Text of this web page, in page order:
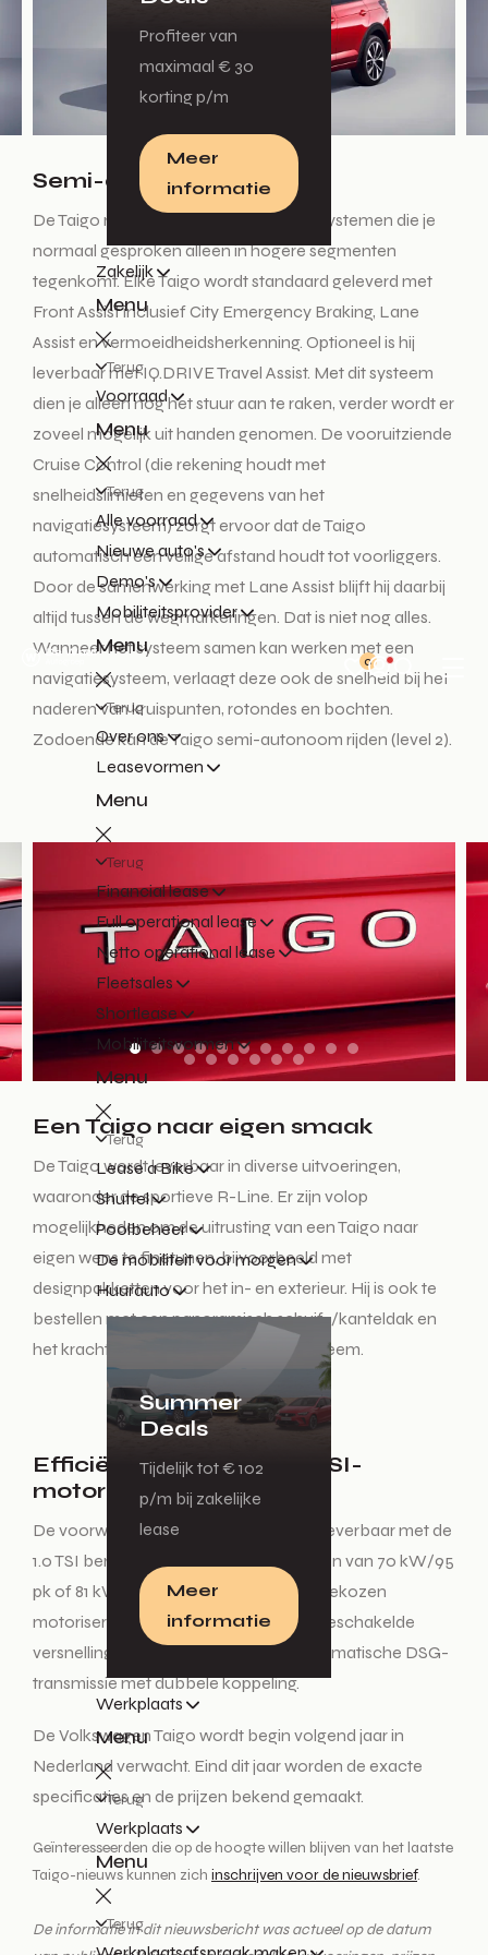
Profiteer van
maximaal € 30
korting p/m
Meer
informatie
Zakelijk
Menu
Terug
Voorraad
Menu
Terug
Alle voorraad
Nieuwe auto's
Demo's
Mobiliteitsprovider
Menu
Terug
Over ons
Leasevormen
Menu
Terug
Financial lease
Full operational lease
Netto operational lease
Fleetsales
Shortlease
Mobiliteitsvormen
Menu
Terug
Lease a Bike
Shuttel
Poolbeheer
De mobiliteit voor morgen
Huurauto
Summer
Deals
Tijdelijk tot € 102
p/m bij zakelijke
lease
Meer
informatie
Werkplaats
Menu
Terug
Werkplaats
Menu
Terug
0
Semi-autonoom rijden
De Taigo maakt indruk met assistentiesystemen die je
normaal gesproken alleen in hogere segmenten
tegenkomt. Elke Taigo wordt standaard geleverd met
Front Assist inclusief City Emergency Braking, Lane
Assist en vermoeidheidsherkenning. Optioneel is hij
leverbaar met IQ.DRIVE Travel Assist. Met dit systeem
dien je alleen nog het stuur aan te raken, verder wordt er
zoveel mogelijk uit handen genomen. De vooruitziende
Cruise Control (die rekening houdt met
snelheidslimieten en gegevens van het
navigatiesysteem) zorgt ervoor dat de Taigo
automatisch een veilige afstand houdt tot voorliggers.
Door de samenwerking met Lane Assist blijft hij daarbij
altijd tussen de wegmarkeringen. Dat is niet nog alles.
Wanneer het systeem samen kan werken met een
navigatiesysteem, verlaagt deze ook de snelheid bij het
naderen van kruispunten, rotondes en bochten.
Zodoende kan de Taigo semi-autonoom rijden (level 2).
Een Taigo naar eigen smaak
De Taigo wordt leverbaar in diverse uitvoeringen,
waaronder de sportieve R-Line. Er zijn volop
mogelijkheden om de uitrusting van een Taigo naar
eigen wens te finetunen, bijvoorbeeld met
designpakketten voor het in- en exterieur. Hij is ook te
bestellen met een panoramisch schuif-/kanteldak en
het krachtige (300W) ‘beats’ audiosysteem.
Efficiënte en krachtige TSI-
motoren
De voorwielaangedreven Taigo wordt leverbaar met de
1.0 TSI benzinemotor met een vermogen van 70 kW/95
pk of 81 kW/110 pk. Afhankelijk van de gekozen
motorisering heeft de Taigo een handgeschakelde
versnellingsbak of een zeventraps automatische DSG-
transmissie met dubbele koppeling.
De Volkswagen Taigo wordt begin volgend jaar in
Nederland verwacht. Eind dit jaar worden de exacte
specificaties en de prijzen bekend gemaakt.
Geïnteresseerden die op de hoogte willen blijven van het laatste
Taigo-nieuws kunnen zich inschrijven voor de nieuwsbrief.
De informatie in dit nieuwsbericht was actueel op de datum